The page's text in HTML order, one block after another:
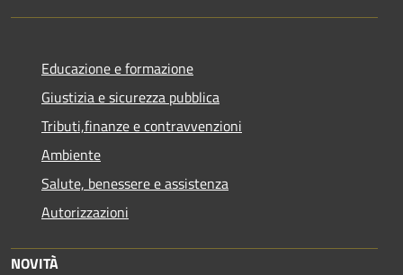
Educazione e formazione
Giustizia e sicurezza pubblica
Tributi,finanze e contravvenzioni
Ambiente
Salute, benessere e assistenza
Autorizzazioni
NOVITÀ